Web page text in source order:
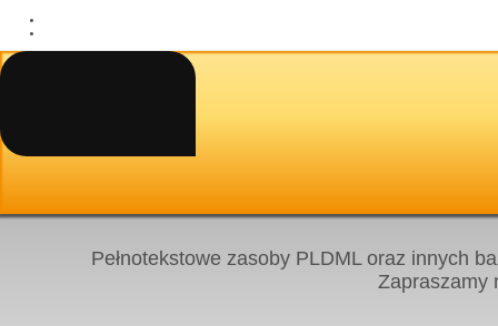
Pełnotekstowe zasoby PLDML oraz innych
Zapraszamy